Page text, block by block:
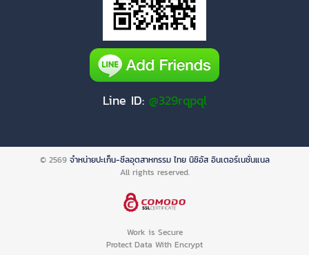
Line ID: @329rqpql
© 2569 จำหน่ายปะเก็น-ซีลอุตสาหกรรม ไทย นิชิอัส อินเตอร์เนชั่นแนล
All rights reserved.
Work is Secure
Protect Data With Encrypt